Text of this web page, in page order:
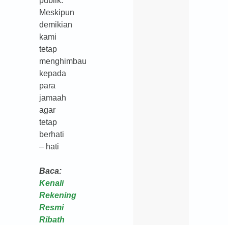
Meskipun
demikian
kami
tetap
menghimbau
kepada
para
jamaah
agar
tetap
berhati
– hati
Baca:
Kenali
Rekening
Resmi
Ribath